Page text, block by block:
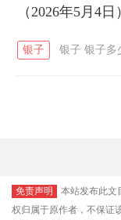
（2026年5月4
银子 银子 银子多
免责声明
本站发布此文
权归属于原作者，不保证